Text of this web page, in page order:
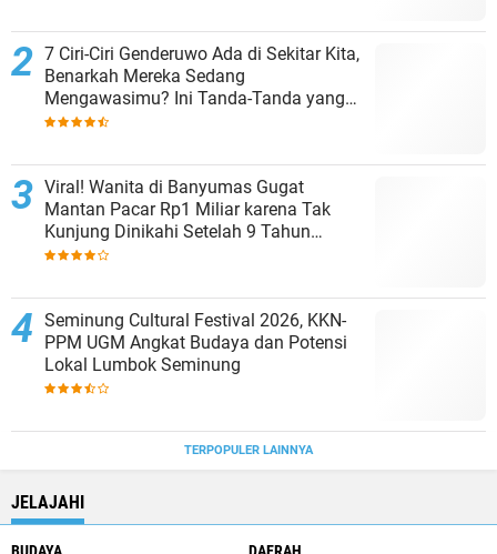
7 Ciri-Ciri Genderuwo Ada di Sekitar Kita,
Benarkah Mereka Sedang
Mengawasimu? Ini Tanda-Tanda yang
Sering Diabaikan
Viral! Wanita di Banyumas Gugat
Mantan Pacar Rp1 Miliar karena Tak
Kunjung Dinikahi Setelah 9 Tahun
Berpacaran
Seminung Cultural Festival 2026, KKN-
PPM UGM Angkat Budaya dan Potensi
Lokal Lumbok Seminung
TERPOPULER LAINNYA
JELAJAHI